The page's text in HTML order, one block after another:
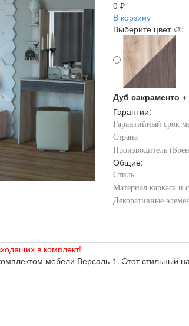
0 ₽
В корзину
Выберите цвет 🎨:
Дуб сакраменто
Гарантии:
Гарантийный срок
Страна
Производитель
Общие:
Стиль
Материал каркаса и
Декоративные
в комплект!
мебели Версаль-1. Этот стильный